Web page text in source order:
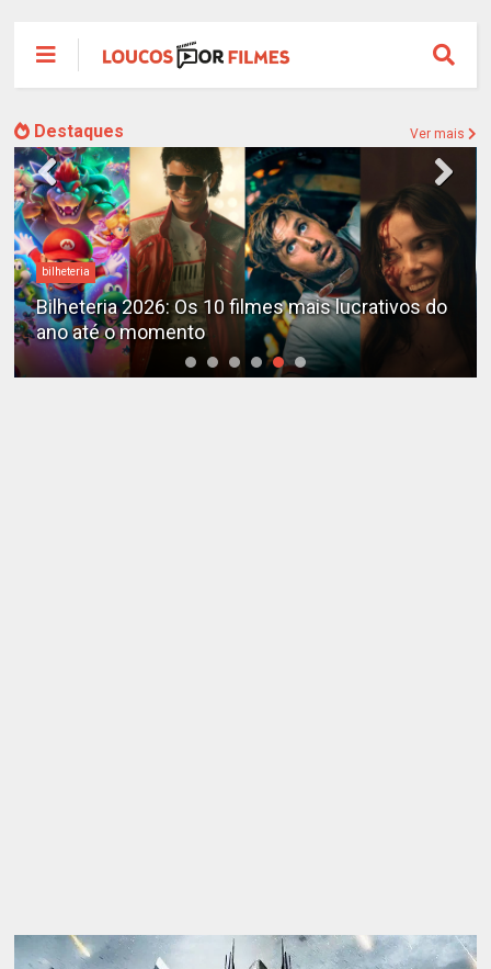
Destaques Ver mais
Destaques
X-Men no MCU: Marvel já planeja novos filmes
além do reboot